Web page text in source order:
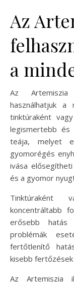
Az
a
Az Artemiszia
használhatjuk a
tinktúraként
legismertebb
teája, melyet
gyomorégés
ivása
és a gyomor
Tinktúraként
koncentráltabb
erősebb hatás
problémák
fertőtlenítő
kisebb fertőzések
Az Artemiszia